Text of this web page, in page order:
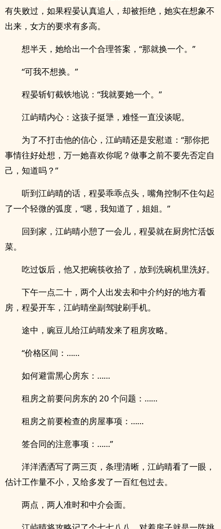
有失败过，如果程晏认真追人，却被拒绝，她实在想象不
出来，女方的要求有多高。
想半天，她给出一个合理答案，“那就换一个。”
“可我不想换。”
程晏斩钉截铁地说：“我就要她一个。”
江屿晴内心：这孩子挺犟，难怪一直没谈呢。
为了不打击他的信心，江屿晴还是安慰道：“那你把
事情往好处想，万一她喜欢你呢？做事之前不要先否定自
己，知道吗？”
听到江屿晴的话，程晏乖乖点头，嘴角控制不住勾起
了一个轻微的弧度，“嗯，我知道了，姐姐。”
回到家，江屿晴小憩了一会儿，程晏就在厨房忙活饭
菜。
吃过饭后，他又把碗筷收拾了，放到洗碗机里洗好。
下午一点二十，两个人出发去和中介约好的地方看
房，程晏开车，江屿晴坐副驾驶刷手机。
途中，豌豆儿给江屿晴发来了租房攻略。
“价格区间：……
如何避雷黑心房东：……
租房之前要问房东的 20 个问题：……
租房之前要检查的房屋事项：……
签合同的注意事项：……”
洋洋洒洒写了两三页，条理清晰，江屿晴看了一眼，
估计工作量不小，又给多发了一百红包过去。
两点，两人准时和中介会面。